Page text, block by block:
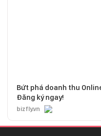
Bứt phá doanh thu
Đăng ký ngay!
bizfly.vn